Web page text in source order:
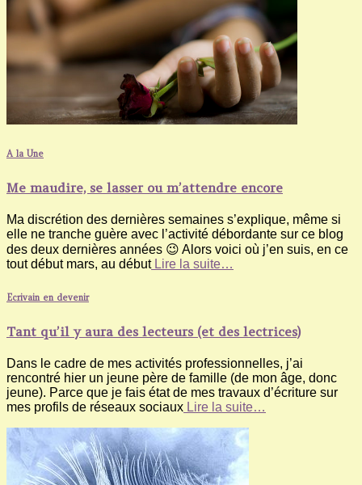
A la Une
Me maudire, se lasser ou m’attendre encore
Ma discrétion des dernières semaines s’explique, même si
elle ne tranche guère avec l’activité débordante sur ce blog
des deux dernières années 😉 Alors voici où j’en suis, en ce
tout début mars, au débutLire la suite…
Ecrivain en devenir
Tant qu’il y aura des lecteurs (et des lectrices)
Dans le cadre de mes activités professionnelles, j’ai
rencontré hier un jeune père de famille (de mon âge, donc
jeune). Parce que je fais état de mes travaux d’écriture sur
mes profils de réseaux sociaux Lire la suite…